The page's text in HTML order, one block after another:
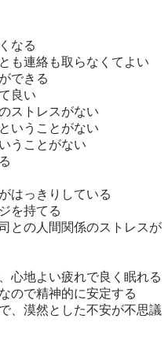
なる
も連絡も取らなくてよい
できる
良い
ストレスがない
いうことがない
うことがない
はっきりしている
を持てる
との人間関係のストレスが
心地よい疲れで良く眠れる
ので精神的に安定する
、漠然とした不安が不思議